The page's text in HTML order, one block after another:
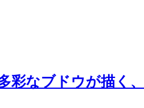
彩なブドウが描く